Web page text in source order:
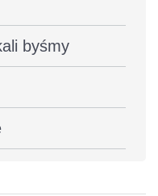
byśmy